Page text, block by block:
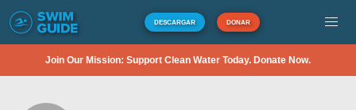
DESCARGAR DONAR
Join Our Mission: Support Clean Water Today. Donate Now.